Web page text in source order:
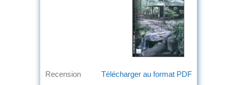
Télécharger au format PDF
Recension